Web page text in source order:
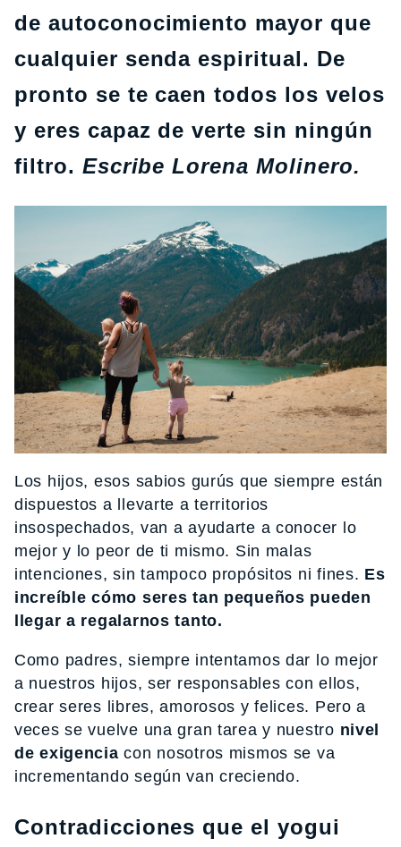
de autoconocimiento mayor que
cualquier senda espiritual. De
pronto se te caen todos los velos
y eres capaz de verte sin ningún
filtro. Escribe Lorena Molinero.
Los hijos, esos sabios gurús que siempre están
dispuestos a llevarte a territorios
insospechados, van a ayudarte a conocer lo
mejor y lo peor de ti mismo. Sin malas
intenciones, sin tampoco propósitos ni fines. Es
increíble cómo seres tan pequeños pueden
llegar a regalarnos tanto.
Como padres, siempre intentamos dar lo mejor
a nuestros hijos, ser responsables con ellos,
crear seres libres, amorosos y felices. Pero a
veces se vuelve una gran tarea y nuestro nivel
de exigencia con nosotros mismos se va
incrementando según van creciendo.
Contradicciones que el yogui